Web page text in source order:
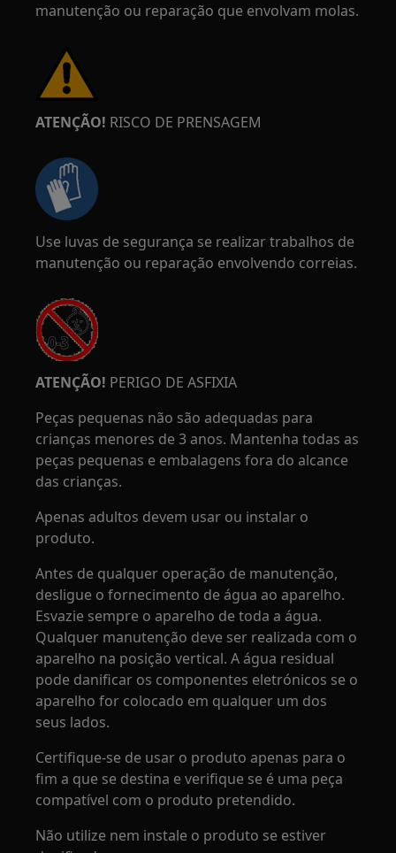
manutenção ou reparação que envolvam molas.
ATENÇÃO! RISCO DE PRENSAGEM
Use luvas de segurança se realizar trabalhos de
manutenção ou reparação envolvendo correias.
ATENÇÃO! PERIGO DE ASFIXIA
Peças pequenas não são adequadas para
crianças menores de 3 anos. Mantenha todas as
peças pequenas e embalagens fora do alcance
das crianças.
Apenas adultos devem usar ou instalar o
produto.
Antes de qualquer operação de manutenção,
desligue o fornecimento de água ao aparelho.
Esvazie sempre o aparelho de toda a água.
Qualquer manutenção deve ser realizada com o
aparelho na posição vertical. A água residual
pode danificar os componentes eletrónicos se o
aparelho for colocado em qualquer um dos
seus lados.
Certifique-se de usar o produto apenas para o
fim a que se destina e verifique se é uma peça
compatível com o produto pretendido.
Não utilize nem instale o produto se estiver